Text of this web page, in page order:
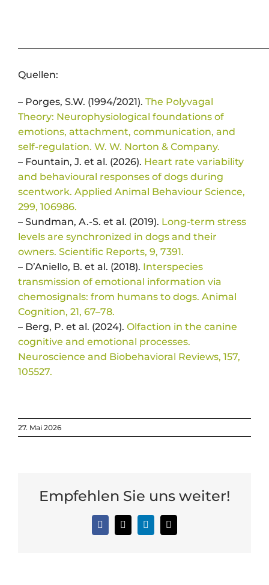
Quellen:
– Porges, S.W. (1994/2021). The Polyvagal
Theory: Neurophysiological foundations of
emotions, attachment, communication, and
self-regulation. W. W. Norton & Company.
– Fountain, J. et al. (2026). Heart rate variability
and behavioural responses of dogs during
scentwork. Applied Animal Behaviour Science,
299, 106986.
– Sundman, A.-S. et al. (2019). Long-term stress
levels are synchronized in dogs and their
owners. Scientific Reports, 9, 7391.
– D’Aniello, B. et al. (2018). Interspecies
transmission of emotional information via
chemosignals: from humans to dogs. Animal
Cognition, 21, 67–78.
– Berg, P. et al. (2024). Olfaction in the canine
cognitive and emotional processes.
Neuroscience and Biobehavioral Reviews, 157,
105527.
27. Mai 2026
Empfehlen Sie uns weiter!
Facebook
X LinkedIn
E-
Mail